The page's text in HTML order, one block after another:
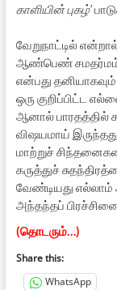
காளியின் புகழ்’
வேறுநாட்டில்
ஆண்பெண் சமதர்மம்
என்பது
ஒரு குறிப்பிட்ட
ஆனால் பாரதத்தில்
விஷயமாய்
மாற்றுச்
கருத்துச்
வேண்டியது
அந்தந்தப்
(தொடரும்…)
Share this:
WhatsApp